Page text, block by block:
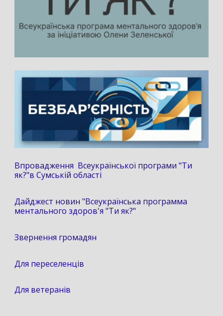
Впровадження Всеукраїнської програми "Ти
як?"в Сумській області
Дайджест новин "Всеукраїнська программа
ментального здоров'я "Ти як?"
Звернення громадян
Для переселенців
Для ветеранів